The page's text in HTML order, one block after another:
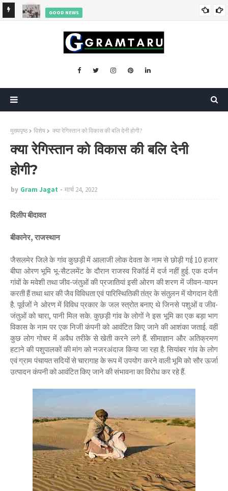
GOOD NEWS
मुख्यपृष्ठ विशेष क्या रेगिस्तान को विकास की बलि देनी होगी?
क्या रेगिस्तान को विकास की बलि देनी
होगी?
by Gram Jagat मार्च 24, 2022
दिलीप बीदावत
बीकानेर, राजस्थान
जैसलमेर जिले के गांव कुछड़ी में आलाजी लोक देवता के नाम से छोड़ी गई 10 हजार
बीघा ओरण भूमि भू-सैटलमेंट के दौरान राजस्व रिकॉर्ड में दर्ज नहीं हुई. एक दर्जन
गांवों के मवेशी तथा जीव-जंतुओं की प्रजातियां इसी ओरण की शरण में जीवन-यापन
करती हैं तथा थार की जैव विविधता एवं पारिस्थितिकी तंत्र के संतुलन में योगदान देती
है. पूर्वजों ने ओरण में विविध प्रकार के जल स्त्रोत बनाए थे जिनसे पशुओं व जीव-
जंतुओं को चारा, पानी मिल सके. कुछड़ी गांव के लोगों ने इस भूमि का एक बड़ा भाग
विकास के नाम पर एक निजी कंपनी को आवंटित किए जाने की आशंका जताई. वहीं
कुछ लोग गोचर में अवैध तरीके से खेती करने लगे हैं. सीमाज्ञान और अतिक्रमण
हटाने की पशुपालकों की मांग को नजरअंदाज किया जा रहा है. सियांबर गांव के लोग
एवं ग्राम पंचायत सदियों से चारागाह के रूप में उपयोग करने वाली भूमि को सौर ऊर्जा
उत्पादन कंपनी को आवंटित किए जाने की संभावना का विरोध कर रहे हैं.